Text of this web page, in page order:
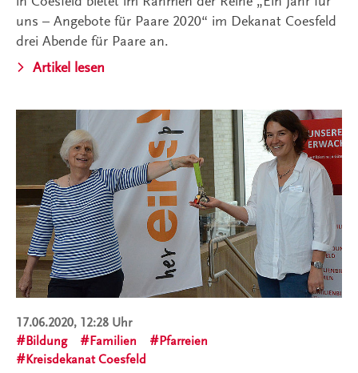
uns – Angebote für Paare 2020“ im Dekanat Coesfeld
drei Abende für Paare an.
Artikel lesen
17.06.2020, 12:28 Uhr
Bildung
Familien
Pfarreien
Kreisdekanat Coesfeld